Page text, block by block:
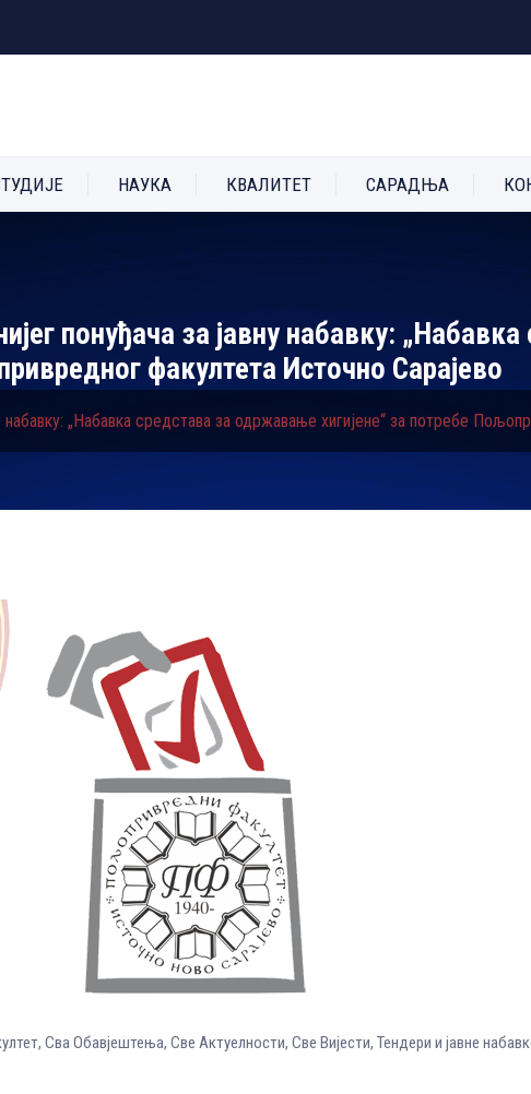
НАУКА КВАЛИТЕТ САРАДЊА
понуђача за јавну набавку:
факултета Источно Сарајево
набавку: „Набавка средстава за одржавање хигијене“ за потребе
, Сва Обавјештења, Све Aктуелности, Све Вијести, Тендери и јавне